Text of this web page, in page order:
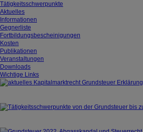
Tätigkeitsschwerpunkte
Aktuelles
Informationen
Gegnerliste
Fortbildungsbescheinigungen
Kosten
Publikationen
Veranstaltungen
Downloads
Wichtige Links